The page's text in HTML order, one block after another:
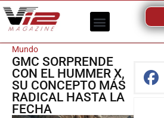
Mundo
GMC SORPRENDE
CON EL HUMMER X,
SU CONCEPTO MÁS
RADICAL HASTA LA
FECHA